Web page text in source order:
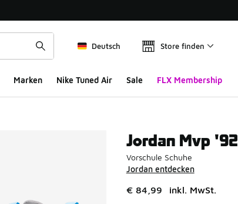
Deutsch Store finden
Marken Nike Tuned Air Sale FLX Membership
Jordan Mvp '92
Vorschule Schuhe
Jordan entdecken
€ 84,99 inkl. MwSt.